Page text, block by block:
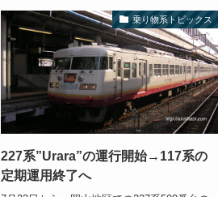
乗り物系トピックス
227系”Urara”の運行開始→117系の
定期運用終了へ